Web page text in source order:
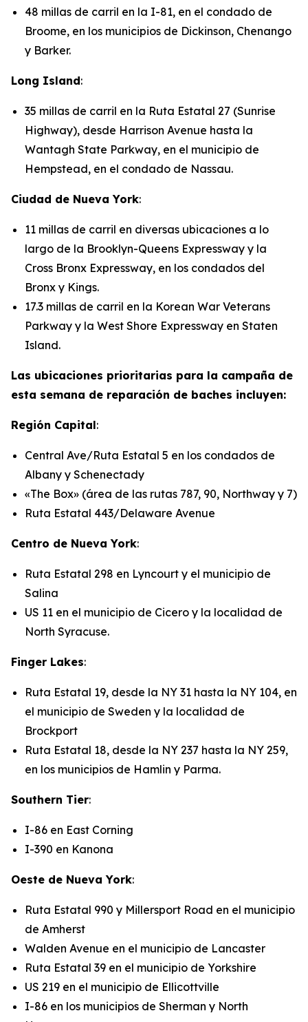
48 millas de carril en la I-81, en el condado de
Broome, en los municipios de Dickinson, Chenango
y Barker.
Long Island:
35 millas de carril en la Ruta Estatal 27 (Sunrise
Highway), desde Harrison Avenue hasta la
Wantagh State Parkway, en el municipio de
Hempstead, en el condado de Nassau.
Ciudad de Nueva York:
11 millas de carril en diversas ubicaciones a lo
largo de la Brooklyn-Queens Expressway y la
Cross Bronx Expressway, en los condados del
Bronx y Kings.
17.3 millas de carril en la Korean War Veterans
Parkway y la West Shore Expressway en Staten
Island.
Las ubicaciones prioritarias para la campaña de
esta semana de reparación de baches incluyen:
Región Capital:
Central Ave/Ruta Estatal 5 en los condados de
Albany y Schenectady
«The Box» (área de las rutas 787, 90, Northway y 7)
Ruta Estatal 443/Delaware Avenue
Centro de Nueva York:
Ruta Estatal 298 en Lyncourt y el municipio de
Salina
US 11 en el municipio de Cicero y la localidad de
North Syracuse.
Finger Lakes:
Ruta Estatal 19, desde la NY 31 hasta la NY 104, en
el municipio de Sweden y la localidad de
Brockport
Ruta Estatal 18, desde la NY 237 hasta la NY 259,
en los municipios de Hamlin y Parma.
Southern Tier:
I-86 en East Corning
I-390 en Kanona
Oeste de Nueva York:
Ruta Estatal 990 y Millersport Road en el municipio
de Amherst
Walden Avenue en el municipio de Lancaster
Ruta Estatal 39 en el municipio de Yorkshire
US 219 en el municipio de Ellicottville
I-86 en los municipios de Sherman y North